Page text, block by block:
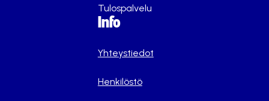
Tulospalvelu
Info
Yhteystiedot
Henkilöstö